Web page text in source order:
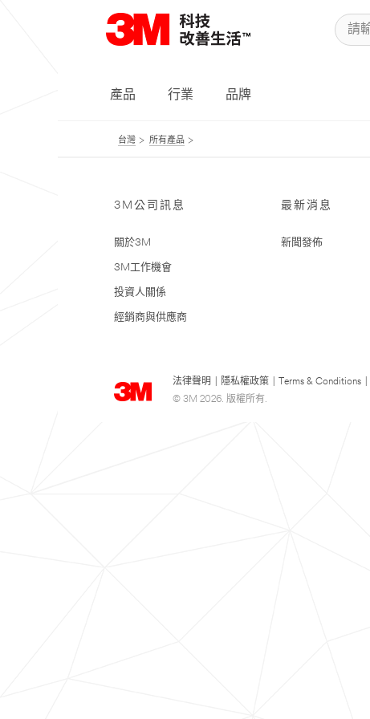
產品 行業 品牌
台灣 所有產品
3M公司訊息
關於3M
3M工作機會
投資人關係
經銷商與供應商
最新消息
新聞發佈
法律聲明 隱私權政策 Terms & Conditions
© 3M 2026. 版權所有.